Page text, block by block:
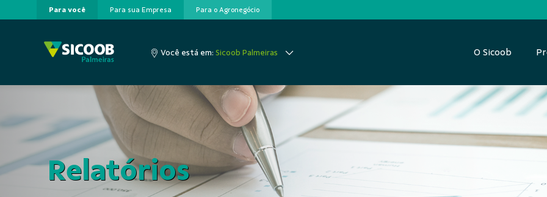
Pular para o Conteúdo principal
Para você Para sua Empresa Para o Agronegócio
Você está em:Sicoob Palmeiras O Sicoob
Relatórios